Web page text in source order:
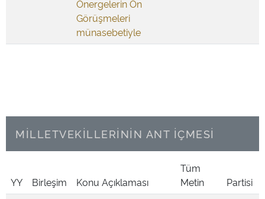
Önergelerin Ön
Görüşmeleri
münasebetiyle
MİLLETVEKİLLERİNİN ANT İÇMESİ
YY Birleşim Konu Açıklaması
Tüm
Metin
Partisi